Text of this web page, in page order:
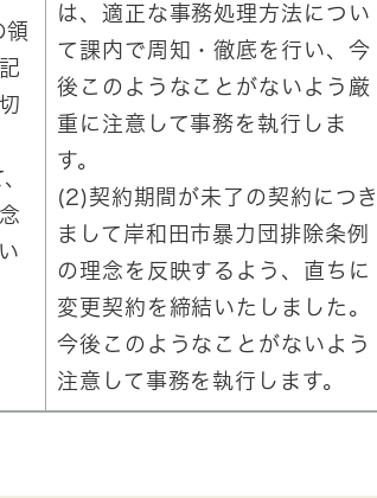
領
は、適正な事務処理方法につい
て課内で周知・徹底を行い、今
後このようなことがないよう厳
重に注意して事務を執行しま
す。
(2)契約期間が未了の契約につき
まして岸和田市暴力団排除条例
の理念を反映するよう、直ちに
変更契約を締結いたしました。
今後このようなことがないよう
注意して事務を執行します。